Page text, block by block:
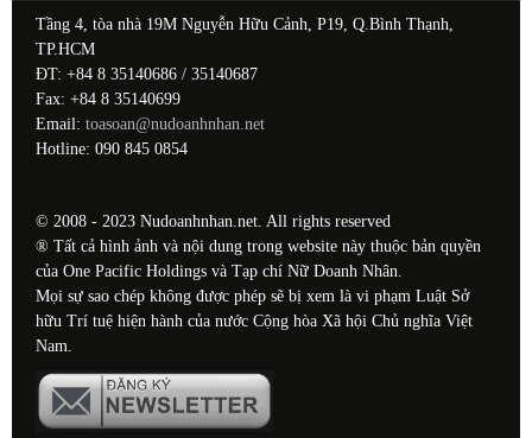
Tầng 4, tòa nhà 19M Nguyễn Hữu Cảnh, P19, Q.Bình Thạnh,
TP.HCM
ĐT: +84 8 35140686 / 35140687
Fax: +84 8 35140699
Email: toasoan@nudoanhnhan.net
Hotline: 090 845 0854
© 2008 - 2023 Nudoanhnhan.net. All rights reserved
® Tất cả hình ảnh và nội dung trong website này thuộc bản quyền
của One Pacific Holdings và Tạp chí Nữ Doanh Nhân.
Mọi sự sao chép không được phép sẽ bị xem là vi phạm Luật Sở
hữu Trí tuệ hiện hành của nước Cộng hòa Xã hội Chủ nghĩa Việt
Nam.